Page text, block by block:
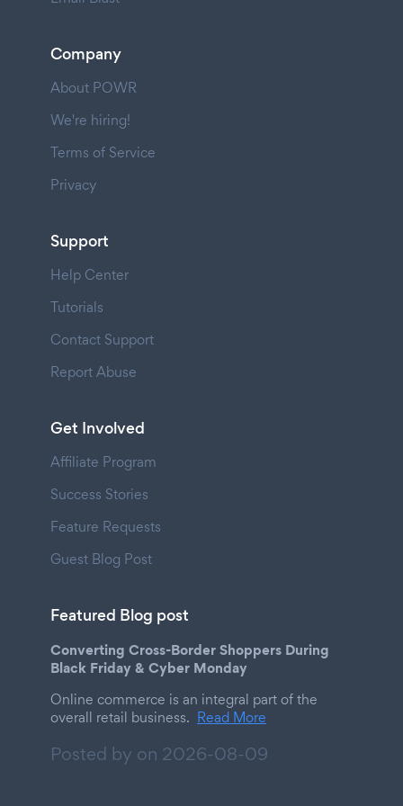
Company
About POWR
We're hiring!
Terms of Service
Privacy
Support
Help Center
Tutorials
Contact Support
Report Abuse
Get Involved
Affiliate Program
Success Stories
Feature Requests
Guest Blog Post
Featured Blog post
Converting Cross-Border Shoppers During
Black Friday & Cyber Monday
Online commerce is an integral part of the
overall retail business. Read More
Posted by on 2026-08-09